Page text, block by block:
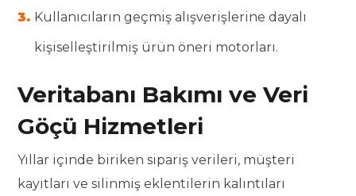
Kullanıcıların geçmiş alışverişlerine dayalı
kişiselleştirilmiş ürün öneri motorları.
Veritabanı Bakımı ve Veri
Göçü Hizmetleri
Yıllar içinde biriken sipariş verileri, müşteri
kayıtları ve silinmiş eklentilerin kalıntıları